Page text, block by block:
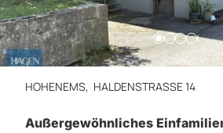
HOHENEMS, HALDENSTRASSE 14
Außergewöhnliches